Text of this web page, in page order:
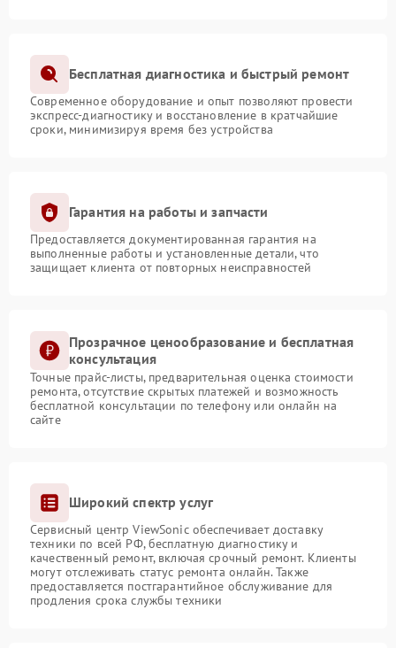
Бесплатная диагностика и быстрый ремонт
Современное оборудование и опыт позволяют провести
экспресс-диагностику и восстановление в кратчайшие
сроки, минимизируя время без устройства
Гарантия на работы и запчасти
Предоставляется документированная гарантия на
выполненные работы и установленные детали, что
защищает клиента от повторных неисправностей
Прозрачное ценообразование и бесплатная
консультация
Точные прайс-листы, предварительная оценка стоимости
ремонта, отсутствие скрытых платежей и возможность
бесплатной консультации по телефону или онлайн на
сайте
Широкий спектр услуг
Сервисный центр ViewSonic обеспечивает доставку
техники по всей РФ, бесплатную диагностику и
качественный ремонт, включая срочный ремонт. Клиенты
могут отслеживать статус ремонта онлайн. Также
предоставляется постгарантийное обслуживание для
продления срока службы техники